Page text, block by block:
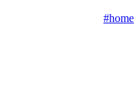
#home